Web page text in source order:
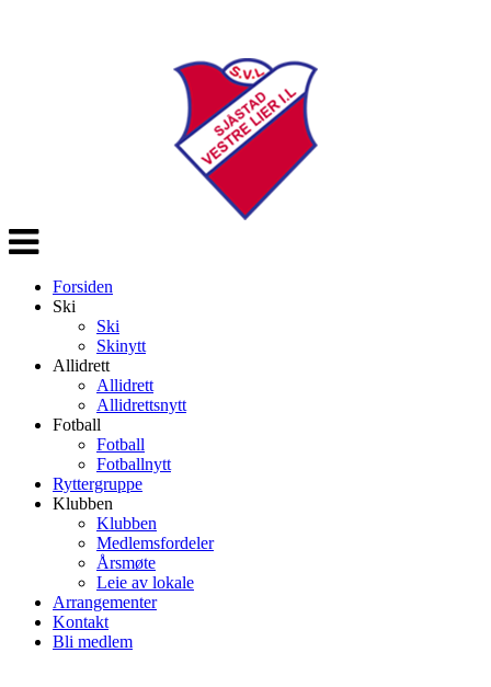
Veksle
navigasjon
Forsiden
Ski
Ski
Skinytt
Allidrett
Allidrett
Allidrettsnytt
Fotball
Fotball
Fotballnytt
Ryttergruppe
Klubben
Klubben
Medlemsfordeler
Årsmøte
Leie av lokale
Arrangementer
Kontakt
Bli medlem